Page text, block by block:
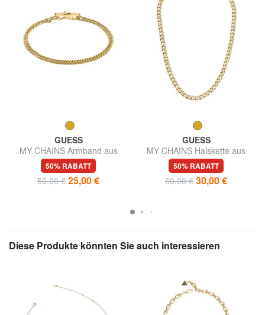
GUESS
MY CHAINS Armband aus
Gelbgold
50% RABATT
50,00 € 25,00 €
GUESS
MY CHAINS Halskette aus
Gelbgold, Kettengeflecht
50% RABATT
60,00 € 30,00 €
Diese Produkte könnten Sie auch interessieren